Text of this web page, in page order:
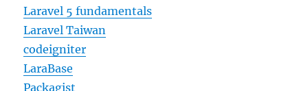
Laravel 5 fundamentals
Laravel Taiwan
codeigniter
LaraBase
Packagist